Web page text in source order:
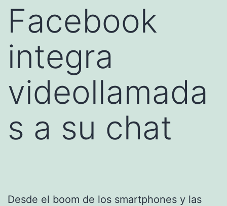
Facebook
integra
videollamada
s a su chat
Desde el boom de los smartphones y las